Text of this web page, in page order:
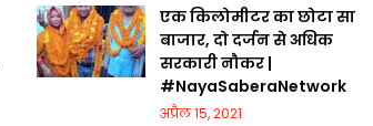
एक किलोमीटर का छोटा सा
बाजार, दो दर्जन से अधिक
सरकारी नौकर |
#NayaSaberaNetwork
अप्रैल 15, 2021